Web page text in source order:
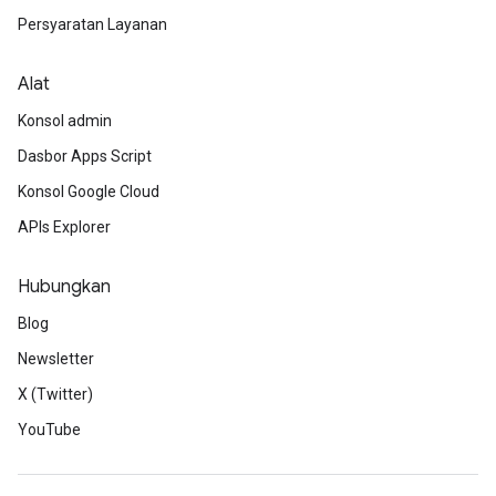
Persyaratan Layanan
Alat
Konsol admin
Dasbor Apps Script
Konsol Google Cloud
APIs Explorer
Hubungkan
Blog
Newsletter
X (Twitter)
YouTube